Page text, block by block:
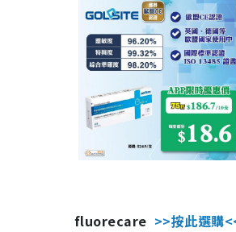
fluorecare >>按此選購